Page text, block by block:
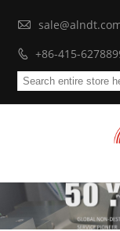

 +86-415-